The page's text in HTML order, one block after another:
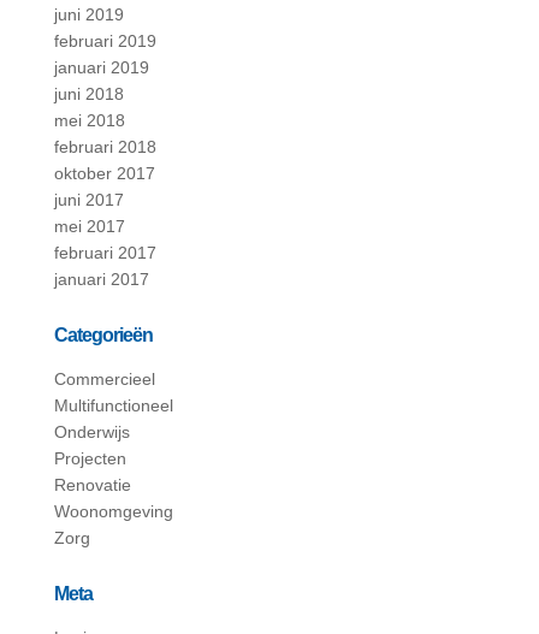
juni 2019
februari 2019
januari 2019
juni 2018
mei 2018
februari 2018
oktober 2017
juni 2017
mei 2017
februari 2017
januari 2017
Categorieën
Commercieel
Multifunctioneel
Onderwijs
Projecten
Renovatie
Woonomgeving
Zorg
Meta